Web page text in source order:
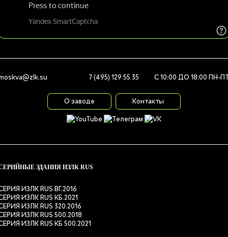
7 (495) 129 55 35 С 10:00 ДО 18:00 ПН-
О заводе Контакты
ЗДАНИЯ ИЗЛК RUS
ИЗЛК RUS ВГ.2016
ИЗЛК RUS КБ.2021
ИЗЛК RUS 320.2016
ИЗЛК RUS 500.2018
ИЗЛК RUS КБ 500.2021